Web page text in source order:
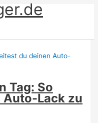
Tag: So
Auto-Lack zu